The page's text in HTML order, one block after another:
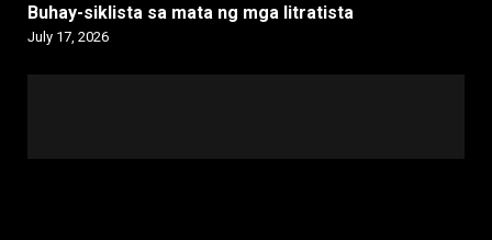
Buhay-siklista sa mata ng mga litratista
July 17, 2026